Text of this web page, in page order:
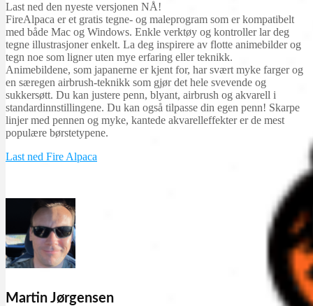
Last ned den nyeste versjonen NÅ!
FireAlpaca er et gratis tegne- og maleprogram som er kompatibelt
med både Mac og Windows. Enkle verktøy og kontroller lar deg
tegne illustrasjoner enkelt. La deg inspirere av flotte animebilder og
tegn noe som ligner uten mye erfaring eller teknikk.
Animebildene, som japanerne er kjent for, har svært myke farger og
en særegen airbrush-teknikk som gjør det hele svevende og
sukkersøtt. Du kan justere penn, blyant, airbrush og akvarell i
standardinnstillingene. Du kan også tilpasse din egen penn! Skarpe
linjer med pennen og myke, kantede akvarelleffekter er de mest
populære børstetypene.
Last ned Fire Alpaca
Martin Jørgensen